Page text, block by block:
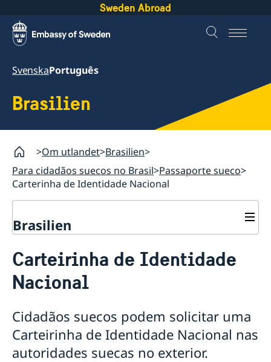
Sweden Abroad
SvenskaPortuguês
Brasilien
Om utlandet Brasilien
Para cidadãos suecos no Brasil Passaporte sueco
Carterinha de Identidade Nacional
Brasilien
Passaporte sueco
Renovação de passaporte para adultos
anos
Solicitação do primeiro passaporte sueco para
crianças menores de 18 anos
Passaporte de emergência
Carteirinha de Identidade
Nacional
Cidadãos suecos podem solicitar uma
Carteirinha de Identidade Nacional nas
autoridades suecas no exterior.